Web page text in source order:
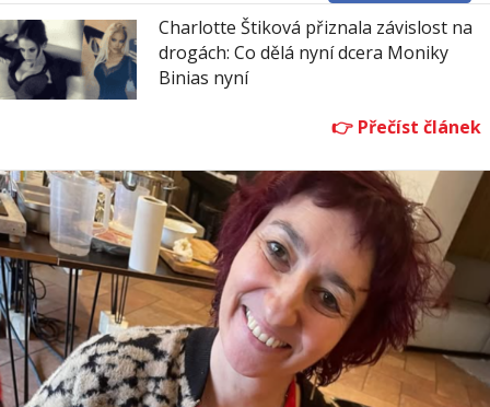
Charlotte Štiková přiznala závislost na
drogách: Co dělá nyní dcera Moniky
Binias nyní